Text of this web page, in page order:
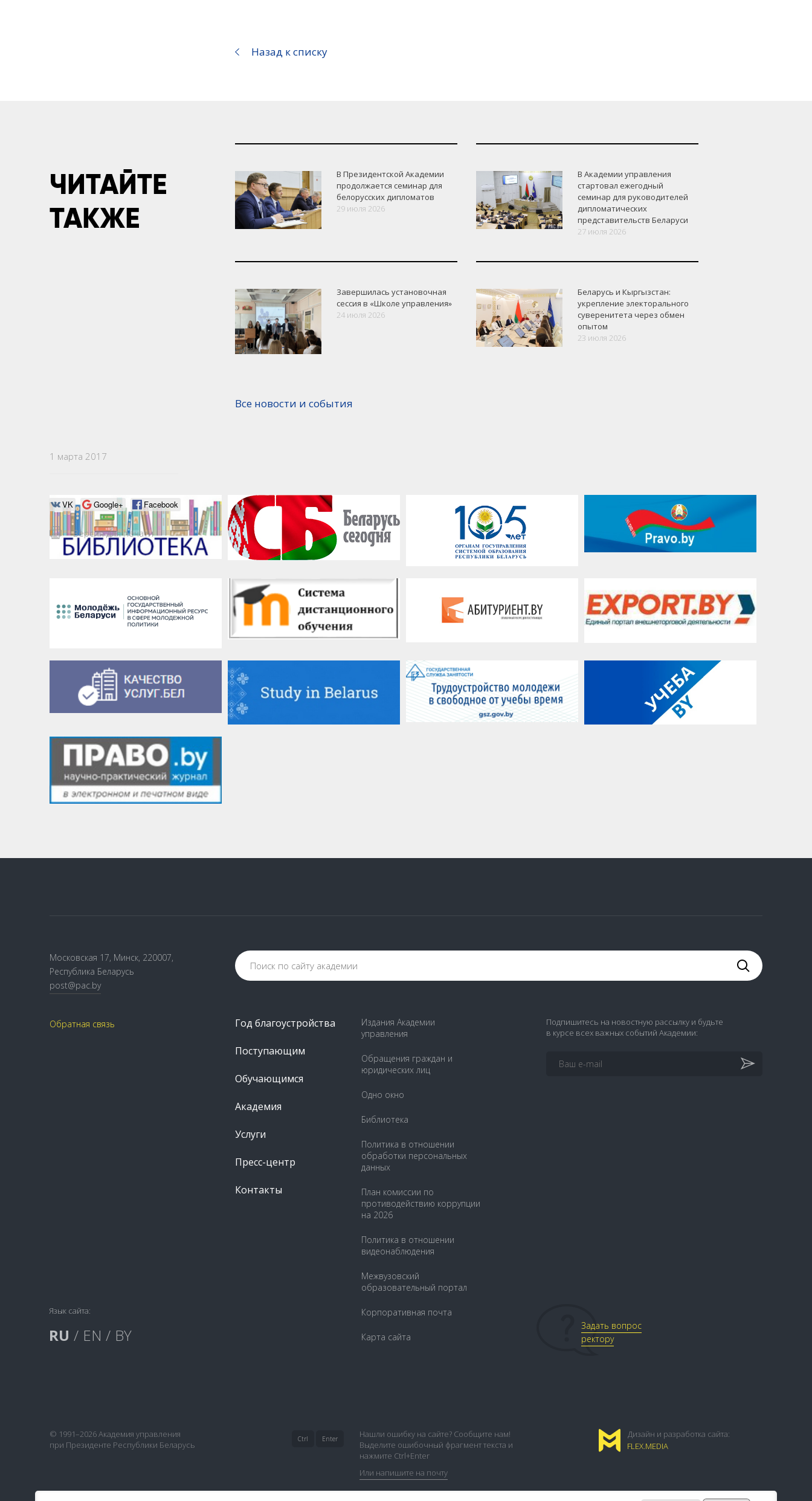
1 марта 2017
VK Google+ Facebook
Версия для печати
Назад к списку
ЧИТАЙТЕ
ТАКЖЕ
В Президентской Академии
продолжается семинар для
белорусских дипломатов
29 июля 2026
В Академии управления
стартовал ежегодный
семинар для руководителей
дипломатических
представительств Беларуси
27 июля 2026
Завершилась установочная
сессия в «Школе управления»
24 июля 2026
Беларусь и Кыргызстан:
укрепление электорального
суверенитета через обмен
опытом
23 июля 2026
Все новости и события
Московская 17, Минск, 220007,
Республика Беларусь
post@pac.by
Обратная связь Год благоустройства
Поступающим
Обучающимся
Академия
Услуги
Пресс-центр
Контакты
Издания Академии
управления
Обращения граждан и
юридических лиц
Одно окно
Библиотека
Политика в отношении
обработки персональных
данных
План комиссии по
противодействию коррупции
на 2026
Политика в отношении
видеонаблюдения
Межвузовский
образовательный портал
Корпоративная почта
Карта сайта
Подпишитесь на новостную рассылку и будьте
в курсе всех важных событий Академии:
Язык сайта:
RU / EN / BY
Задать вопрос
ректору
© 1991–2026 Академия управления
при Президенте Республики Беларусь
Ctrl Enter
Нашли ошибку на сайте? Сообщите нам!
Выделите ошибочный фрагмент текста и
нажмите Ctrl+Enter
Или напишите на почту
FLEX.MEDIA
Дизайн и разработка сайта: